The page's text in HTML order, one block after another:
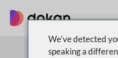
contenido
We've detected
speaking a